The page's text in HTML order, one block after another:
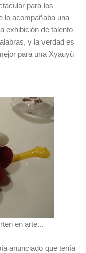
para los
lo acompañaba una
exhibición de talento
y la verdad es
para una Xyauyù
en arte...
anunciado que tenía